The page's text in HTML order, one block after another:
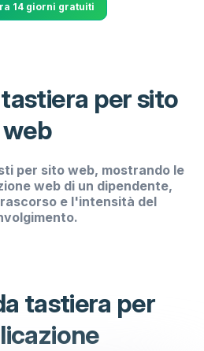
14 giorni gratuiti
per sito
web
per sito web, mostrando le
web di un dipendente,
e l'intensità del
tastiera per